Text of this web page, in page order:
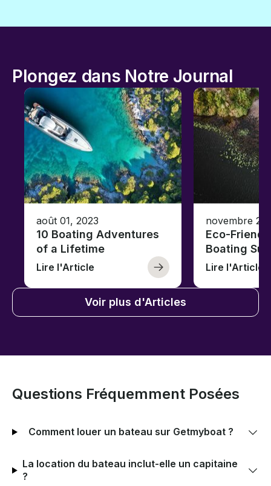
Plongez dans Notre Journal
août 01, 2023
10 Boating Adventures
of a Lifetime
Lire l'Article
novembre
Eco-
Boating
Lire l'Article
Voir plus d'Articles
Questions Fréquemment Posées
Comment louer un bateau sur Getmyboat ?
La location du bateau inclut-elle un capitaine
?